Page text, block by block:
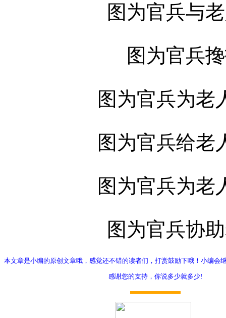
图为官兵与
图为官兵
图为官兵为老
图为官兵给老
图为官兵为老
图为官兵协
本文章是小编的原创文章哦，感觉还不错的读者们，打赏鼓励下哦！小编会
感谢您的支持，你说多少就多少!